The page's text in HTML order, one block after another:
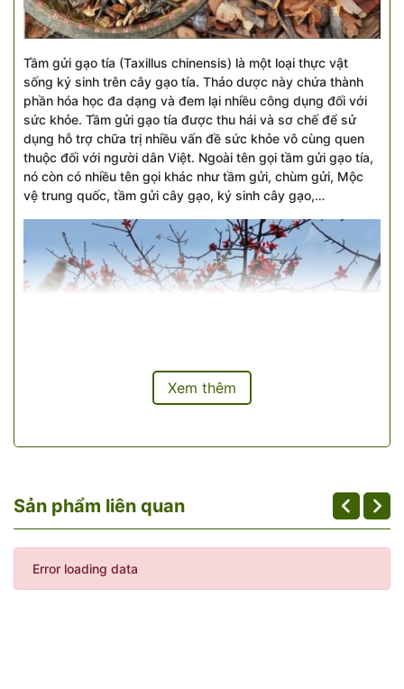
Tầm gửi gạo tía (Taxillus chinensis) là một loại thực vật
sống ký sinh trên cây gạo tía. Thảo dược này chứa thành
phần hóa học đa dạng và đem lại nhiều công dụng đối với
sức khỏe. Tầm gửi gạo tía được thu hái và sơ chế để sử
dụng hỗ trợ chữa trị nhiều vấn đề sức khỏe vô cùng quen
thuộc đối với người dân Việt. Ngoài tên gọi tầm gửi gạo tía,
nó còn có nhiều tên gọi khác như tầm gửi, chùm gửi, Mộc
vệ trung quốc, tầm gửi cây gạo, ký sinh cây gạo,…
Xem thêm
Sản phẩm liên quan
Error loading data